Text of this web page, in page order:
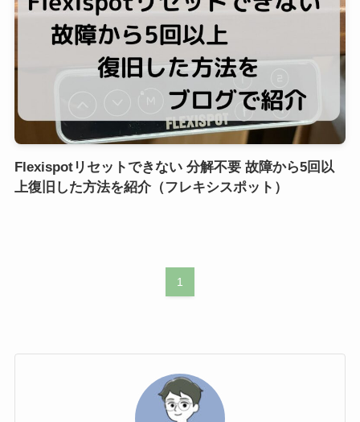
Flexispotリセットできない 分解不要 故障から5回以
上復旧した方法を紹介（フレキシスポット）
1